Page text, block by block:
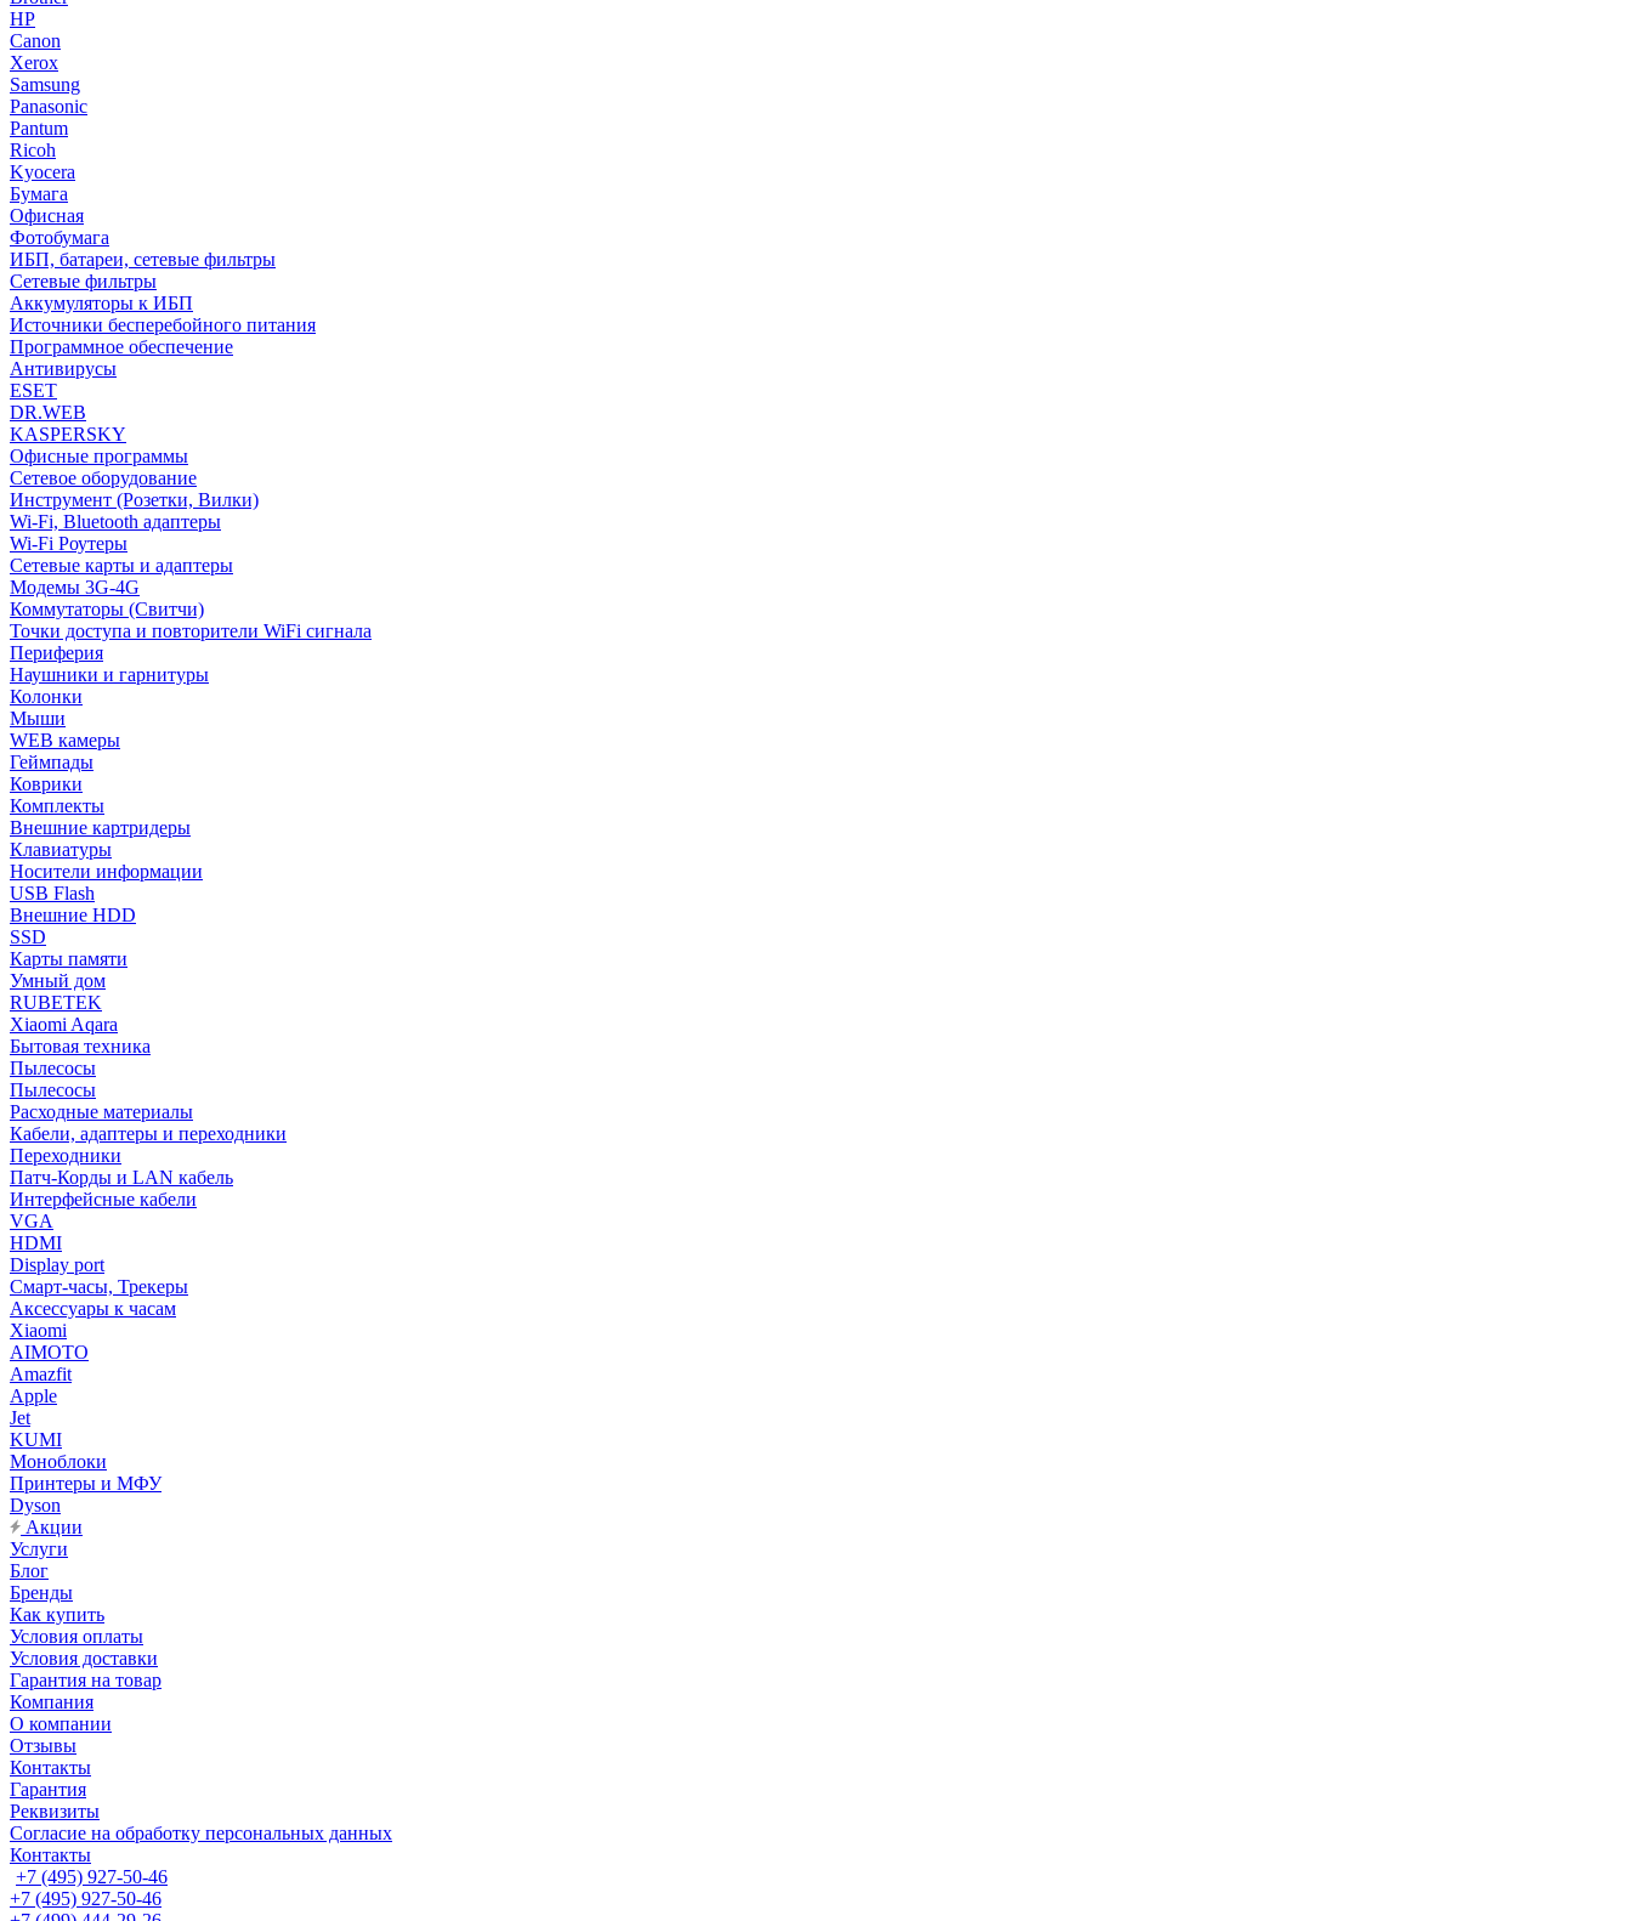
HP
Canon
Xerox
Samsung
Panasonic
Pantum
Ricoh
Kyocera
Бумага
Офисная
Фотобумага
ИБП, батареи, сетевые фильтры
Сетевые фильтры
Аккумуляторы к ИБП
Источники бесперебойного питания
Программное обеспечение
Антивирусы
ESET
DR.WEB
KASPERSKY
Офисные программы
Сетевое оборудование
Инструмент (Розетки, Вилки)
Wi-Fi, Bluetooth адаптеры
Wi-Fi Роутеры
Сетевые карты и адаптеры
Модемы 3G-4G
Коммутаторы (Свитчи)
Точки доступа и повторители WiFi сигнала
Периферия
Наушники и гарнитуры
Колонки
Мыши
WEB камеры
Геймпады
Коврики
Комплекты
Внешние картридеры
Клавиатуры
Носители информации
USB Flash
Внешние HDD
SSD
Карты памяти
Умный дом
RUBETEK
Xiaomi Aqara
Бытовая техника
Пылесосы
Пылесосы
Расходные материалы
Кабели, адаптеры и переходники
Переходники
Патч-Корды и LAN кабель
Интерфейсные кабели
VGA
HDMI
Display port
Смарт-часы, Трекеры
Аксессуары к часам
Xiaomi
AIMOTO
Amazfit
Apple
Jet
KUMI
Моноблоки
Принтеры и МФУ
Dyson
Акции
Услуги
Блог
Бренды
Как купить
Условия оплаты
Условия доставки
Гарантия на товар
Компания
О компании
Отзывы
Контакты
Гарантия
Реквизиты
Согласие на обработку персональных данных
Контакты
+7 (495) 927-50-46
+7 (495) 927-50-46